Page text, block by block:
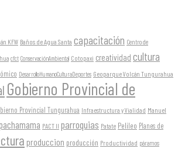
KFW Baños de Agua Santa capacitación Centro de
cfct ConservaciónAmbiental Cotopaxi creatividad cultura
DesarrolloHumanoCulturaDeportes Geoparque Volcán Tungurahua
Gobierno Provincial de
Provincial Tungurahua Infraestructura y Vialidad Manuel
pachamama PACT II parroquias Patate Pelileo Planes de
produccion producción Productividad páramos